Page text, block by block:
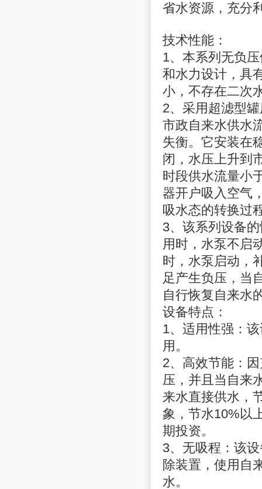
省水资源，充分
技术性能：
1、本系列无负
和水力设计，具
小，不存在二次
2、采用超滤型
市政自来水供水
失衡。它安装在
闭，水压上升到
时段供水流量小
器开户吸入空气
吸水态的转换过
3、该系列设备
用时，水泵不启
时，水泵启动，
足产生负压，当
自行恢复自来水
设备特点：
1、适用性强：
用。
2、高效节能：
压，并且当自来
来水直接供水，
象，节水10%以
期投资。
3、无吸程：该
除装置，使用自
水。